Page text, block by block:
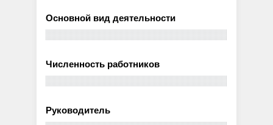
Основной вид деятельности
Численность работников
Руководитель